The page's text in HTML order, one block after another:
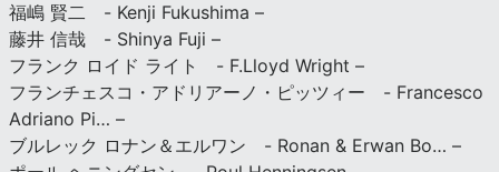
福嶋 賢二 - Kenji Fukushima –
藤井 信哉 - Shinya Fuji –
フランク ロイド ライト - F.Lloyd Wright –
フランチェスコ・アドリアーノ・ピッツィー - Francesco
Adriano Pi… –
ブルレック ロナン＆エルワン - Ronan & Erwan Bo… –